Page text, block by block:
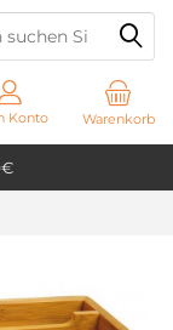
Warenkorb
Konto